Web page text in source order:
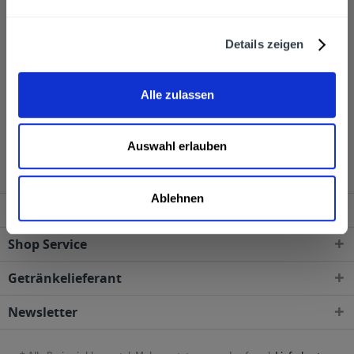
Details zeigen
Alle zulassen
Auswahl erlauben
Ablehnen
aus Gold, Ibiza und der Göttin, die Markenzeichen des
ORO IBIZA." so der Hersteller.
Oro Ibiza wird in den folgenden Regionen, Städten,
Orten und Postleitzahl-Gebieten geliefert
Shop Service
Getränkelieferant
Newsletter